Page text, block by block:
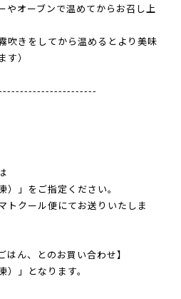
やオーブンで温めてからお召し上
吹きをしてから温めるとより美味
）
）」をご指定ください。
トクール便にてお送りいたしま
はん、とのお買い合わせ】
）」となります。